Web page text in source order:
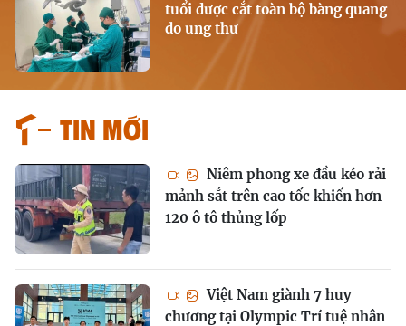
tuổi được cắt toàn bộ bàng quang
do ung thư
Tin mới
Niêm phong xe đầu kéo rải
mảnh sắt trên cao tốc khiến hơn
120 ô tô thủng lốp
Việt Nam giành 7 huy
chương tại Olympic Trí tuệ nhân